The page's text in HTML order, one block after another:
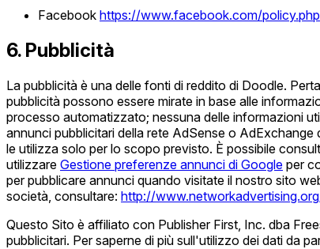
Facebook https://www.facebook.com/policy.php
6. Pubblicità
La pubblicità è una delle fonti di reddito di Doodle.
pubblicità possono essere mirate in base alle
processo automatizzato; nessuna delle informazioni
annunci pubblicitari della rete AdSense o
le utilizza solo per lo scopo previsto. È possibile
utilizzare Gestione preferenze annunci di Google per
per pubblicare annunci quando visitate il nostro sito
società, consultare: http://
Questo Sito è affiliato con Publisher First, Inc. dba
pubblicitari. Per saperne di più sull'utilizzo dei dati da